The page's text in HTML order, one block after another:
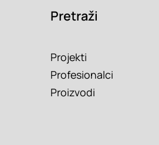
Pretraži
Projekti
Profesionalci
Proizvodi